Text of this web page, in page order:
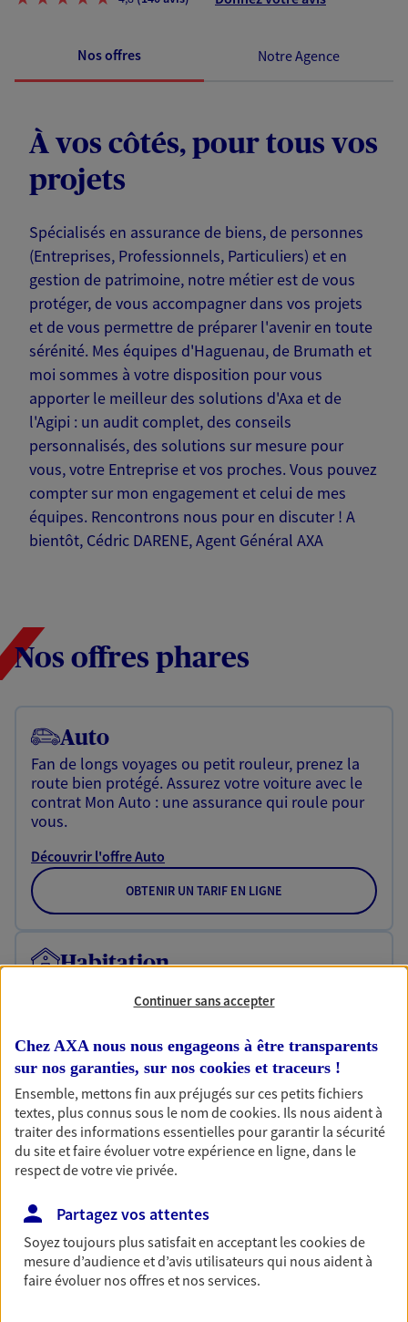
Nos offres Notre Agence
À vos côtés, pour tous vos
projets
Spécialisés en assurance de biens, de personnes
(Entreprises, Professionnels, Particuliers) et en
gestion de patrimoine, notre métier est de vous
protéger, de vous accompagner dans vos projets
et de vous permettre de préparer l'avenir en toute
sérénité. Mes équipes d'Haguenau, de Brumath et
moi sommes à votre disposition pour vous
apporter le meilleur des solutions d'Axa et de
l'Agipi : un audit complet, des conseils
personnalisés, des solutions sur mesure pour
vous, votre Entreprise et vos proches. Vous pouvez
compter sur mon engagement et celui de mes
équipes. Rencontrons nous pour en discuter ! A
bientôt, Cédric DARENE, Agent Général AXA
Nos offres phares
Auto
Fan de longs voyages ou petit rouleur, prenez la
route bien protégé. Assurez votre voiture avec le
contrat Mon Auto : une assurance qui roule pour
vous.
Découvrir l'offre Auto
OBTENIR UN TARIF EN LIGNE
Habitation
contrat Ma Maison assure votre sérénité en
Découvrir l'offre Habitation
OBTENIR UN TARIF EN LIGNE
Garantie Accidents de la Vie
ou grande lectrice… personne n'est à l'abri d'un
accident du quotidien. Avec Ma Protection
Accident, protégez votre qualité de vie et vos
revenus.
Continuer sans accepter
Chez AXA nous nous engageons à être transparents
sur nos garanties, sur nos cookies et traceurs !
Ensemble, mettons fin aux préjugés sur ces petits fichiers
textes, plus connus sous le nom decookies. Ils nous aident à
traiter des informations essentielles pour garantir la sécurité
du site et faire évoluer votre expérience en ligne, dans le
respect de votre vie privée.
Partagez vos attentes
Soyez toujours plus satisfait en acceptant lescookiesde
mesure d’audience et d’avis utilisateurs qui nous aident à
faire évoluer nos offres et nos services.